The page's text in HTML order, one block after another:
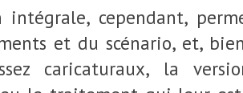
intégrale, cependant,
et du scénario, et,
caricaturaux, la